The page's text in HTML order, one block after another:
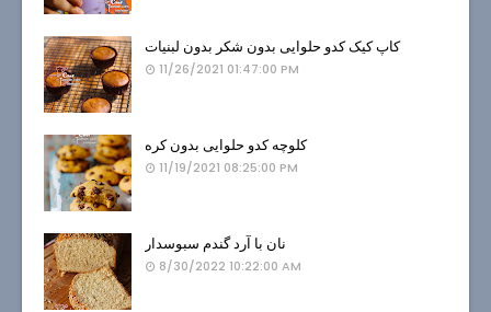
کاپ کیک کدو حلوایی بدون شکر بدون لبنیات
11/26/2021 01:47:00 PM
کلوچه کدو حلوایی بدون کره
11/19/2021 08:25:00 PM
نان با آرد گندم سبوسدار
8/30/2022 10:22:00 AM